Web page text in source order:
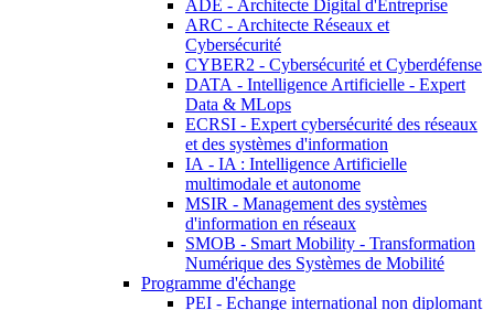
ADE - Architecte Digital d'Entreprise
ARC - Architecte Réseaux et
Cybersécurité
CYBER2 - Cybersécurité et Cyberdéfense
DATA - Intelligence Artificielle - Expert
Data & MLops
ECRSI - Expert cybersécurité des réseaux
et des systèmes d'information
IA - IA : Intelligence Artificielle
multimodale et autonome
MSIR - Management des systèmes
d'information en réseaux
SMOB - Smart Mobility - Transformation
Numérique des Systèmes de Mobilité
Programme d'échange
PEI - Echange international non diplomant